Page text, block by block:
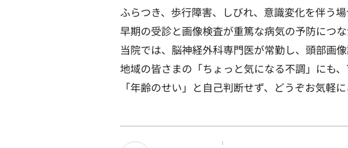
ふらつき、歩行障害、しびれ、意識変化を伴う場
早期の受診と画像検査が重篤な病気の予防につな
当院では、脳神経外科専門医が常勤し、頭部画
地域の皆さまの「ちょっと気になる不調」にも、
「年齢のせい」と自己判断せず、どうぞお気軽